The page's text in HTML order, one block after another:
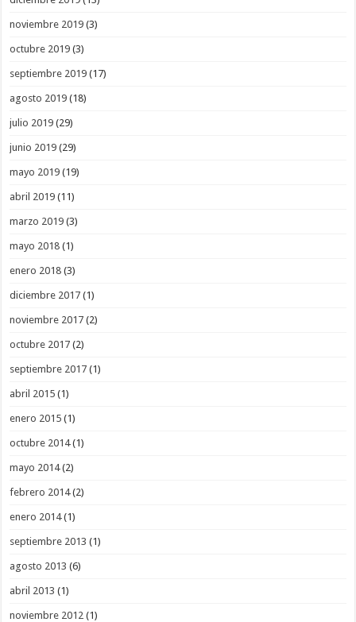
noviembre 2019 (3)
octubre 2019 (3)
septiembre 2019 (17)
agosto 2019 (18)
julio 2019 (29)
junio 2019 (29)
mayo 2019 (19)
abril 2019 (11)
marzo 2019 (3)
mayo 2018 (1)
enero 2018 (3)
diciembre 2017 (1)
noviembre 2017 (2)
octubre 2017 (2)
septiembre 2017 (1)
abril 2015 (1)
enero 2015 (1)
octubre 2014(1)
mayo 2014(2)
febrero 2014(2)
enero 2014(1)
septiembre 2013 (1)
agosto 2013 (6)
abril 2013 (1)
noviembre 2012 (1)